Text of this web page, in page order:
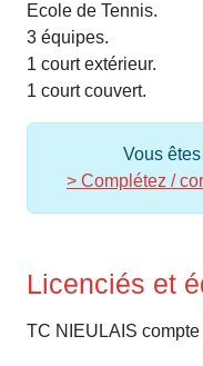
Ecole de Tennis.
3 équipes.
1 court extérieur.
1 court couvert.
Vous
> Complétez /
Licenciés et
TC NIEULAIS